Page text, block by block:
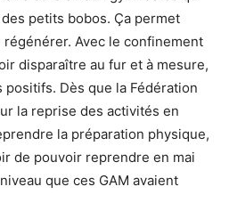
petits bobos. Ça permet
Avec le confinement
disparaître au fur et à mesure,
positifs. Dès que la Fédération
la reprise des activités en
la préparation physique,
de pouvoir reprendre en mai
que ces GAM avaient